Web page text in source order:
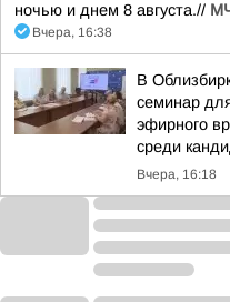
ночью и днем 8 августа.//
Вчера, 16:38
В
семинар
эфирного
среди
Вчера, 16:18